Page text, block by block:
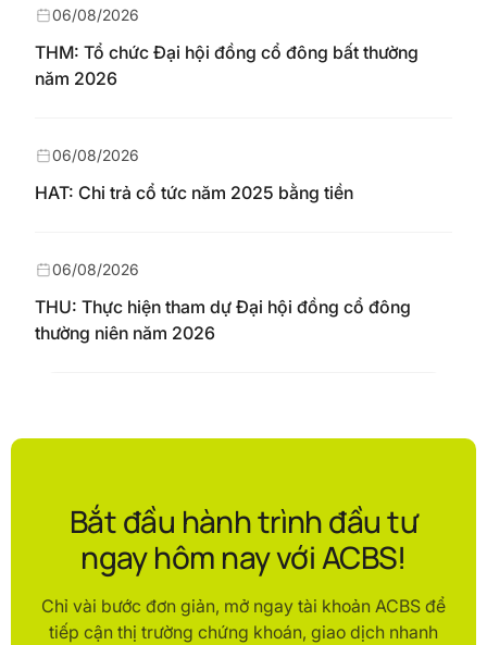
THM: Tổ chức Đại hội đồng cổ đông bất thường
năm 2026
06/08/2026
HAT: Chi trả cổ tức năm 2025 bằng tiền
06/08/2026
THU: Thực hiện tham dự Đại hội đồng cổ đông
thường niên năm 2026
06/08/2026
Bắt đầu hành trình đầu tư
ngay hôm nay với ACBS!
Chỉ vài bước đơn giản, mở ngay tài khoản ACBS để
tiếp cận thị trường chứng khoán, giao dịch nhanh